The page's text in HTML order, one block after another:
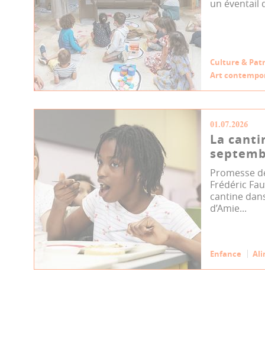
un éventail
Culture &
Art
01.07.2026
La
Promesse
Frédéric
cantine
d’Amie...
Enfance